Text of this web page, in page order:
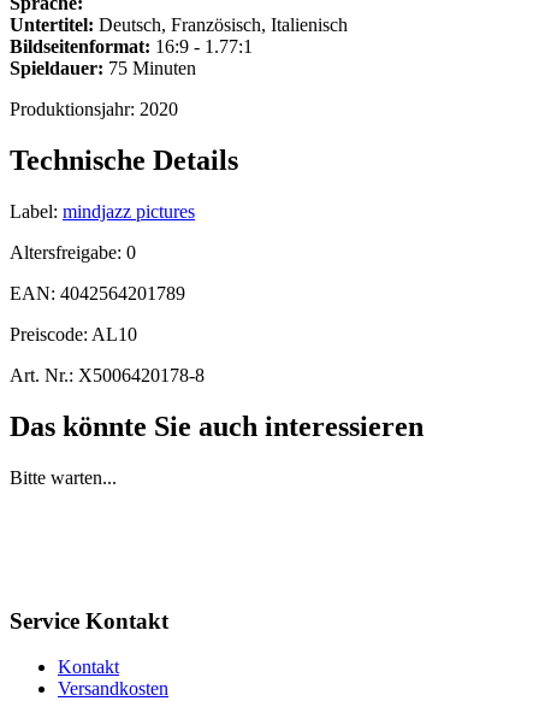
Untertitel: Deutsch, Französisch, Italienisch
Bildseitenformat: 16:9 - 1.77:1
Spieldauer: 75 Minuten
Produktionsjahr: 2020
Technische Details
Label: mindjazz pictures
Altersfreigabe: 0
EAN: 4042564201789
Preiscode: AL10
Art. Nr.: X5006420178-8
Das könnte Sie auch interessieren
Bitte warten...
Service Kontakt
Kontakt
Versandkosten